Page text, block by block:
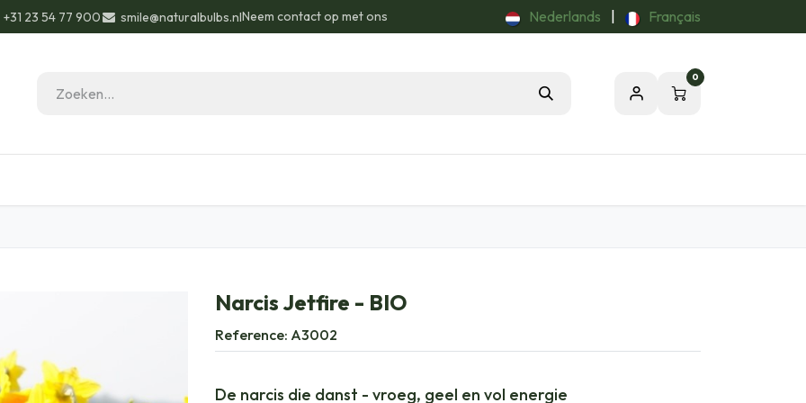
+31 23 54 77 900 smile@naturalbulbs.nlNeem contact op met ons Nederlands Français
0
Narcis Jetfire - BIO
Reference: A3002
De narcis die danst - vroeg, geel en vol energie